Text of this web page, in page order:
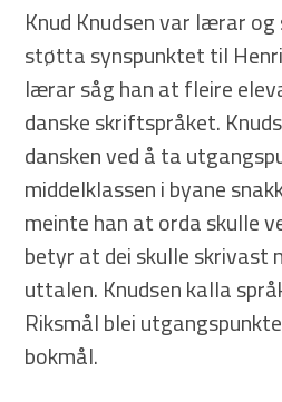
Knud Knudsen var lærar
støtta synspunktet til
lærar såg han at fleire
danske skriftspråket.
dansken ved å ta
middelklassen i byane
meinte han at orda skulle
betyr at dei skulle skrivast
uttalen. Knudsen kalla
Riksmål blei
bokmål.